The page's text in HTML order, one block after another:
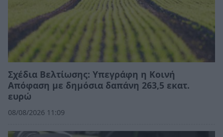
Σχέδια Βελτίωσης: Υπεγράφη η Κοινή
Απόφαση με δημόσια δαπάνη 263,5 εκατ.
ευρώ
08/08/2026 11:09